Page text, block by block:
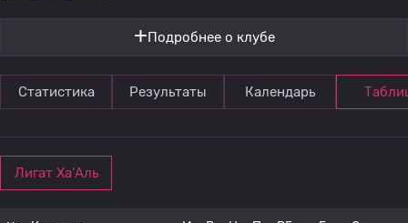
Подробнее о клубе
Статистика Результаты Календарь
Лигат Ха'Аль